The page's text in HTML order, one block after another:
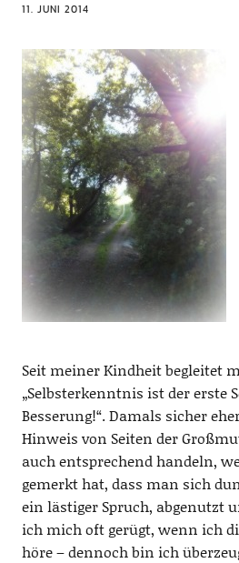
11. JUNI 2014
Seit meiner Kindheit begleitet
„Selbsterkenntnis ist der erste
Besserung!“. Damals sicher
Hinweis von Seiten der
auch entsprechend handeln,
gemerkt hat, dass man sich
ein lästiger Spruch, abgenutzt
ich mich oft gerügt, wenn ich
höre – dennoch bin ich